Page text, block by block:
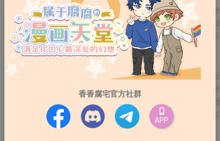
香香腐宅官方社群
APP